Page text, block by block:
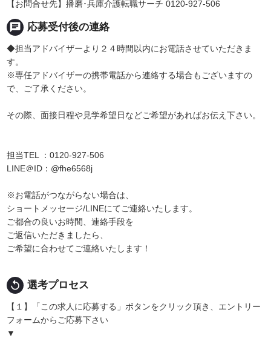
【お問合せ先】播磨･兵庫介護転職サーチ 0120-927-506
chat 応募受付後の連絡
◆担当アドバイザーより２４時間以内にお電話させていただきま
す。
※専任アドバイザーの携帯電話から連絡する場合もございますの
で、ご了承ください。
その際、面接日程や見学希望日などご希望があればお伝え下さい。
担当TEL ：0120-927-506
LINE＠ID：@fhe6568j
※お電話がつながらない場合は、
ショートメッセージ/LINEにてご連絡いたします。
ご都合の良いお時間、連絡手段を
ご返信いただきましたら、
ご希望に合わせてご連絡いたします！
replay 選考プロセス
【１】「この求人に応募する」ボタンをクリック頂き、エントリー
フォームからご応募下さい
▼